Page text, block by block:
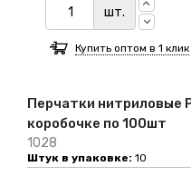
Перчатки нитриловые
коробочке по 100шт
1028
Штук в упаковке: 10
шт.
Купить оптом в 1 клик